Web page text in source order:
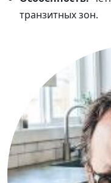
транзитных зон.